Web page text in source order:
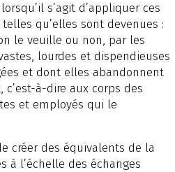
s’agit d’appliquer ces
qu’elles sont devenues :
le veuille ou non, par les
lourdes et dispendieuses
et dont elles abandonnent
c’est-à-dire aux corps des
et employés qui le
créer des équivalents de la
à l’échelle des échanges